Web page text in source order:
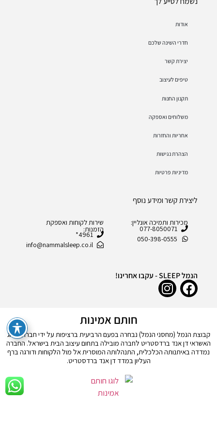
אודות
חדרי השינה שלכם
יצירת קשר
טיפים לעיצוב
תקנון החנות
משלוחים ואספקה
אחריות והחזרות
הצהרת נגישות
מדיניות פרטיות
ליצירת קשר ומידע נוסף
מכירות ותמיכה אונליין:
077-8050071
050-398-0555
שירות לקוחות ואספקת
הזמנות:
4961*
info@nammalsleep.co.il
הנמל SLEEP - עקבו אחרינו!
חותם אמינות
קבוצת הנמל (מחסני הנמל) נבחרה בפעם הרביעית ברציפות על ידי חברת דירוג
האשראי דן אנד ברדסטריט לחברה מובילה בתחום עיצוב הבית בישראל. החברה
נמדדה באיתנותה הכלכלית, התנהלותה המוסרית אל מול הלקוחות ודורגה ברף
העליון במדד דן אנד ברדסטריט.